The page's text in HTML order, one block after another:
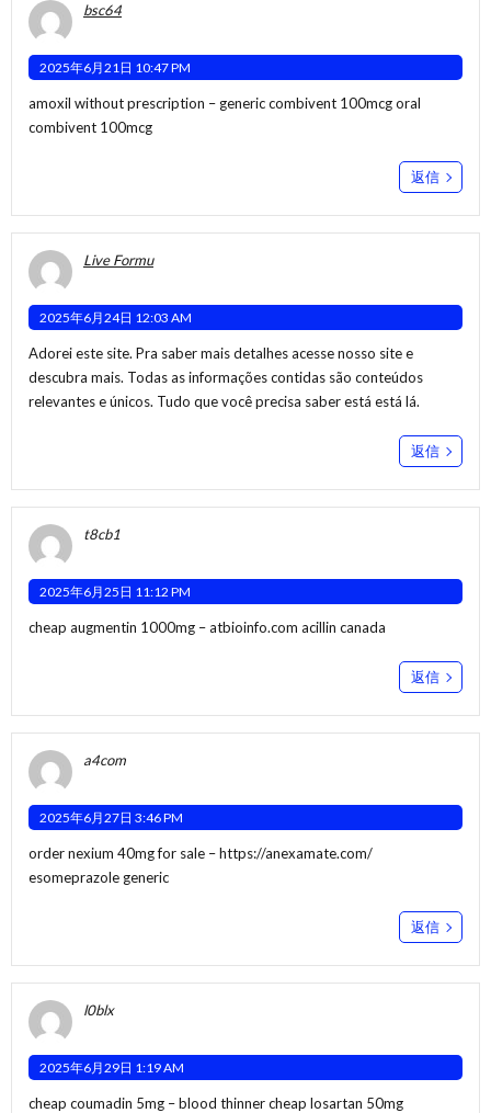
bsc64
2025年6月21日 10:47 PM
amoxil without prescription – generic combivent 100mcgoral
combivent 100mcg
返信
Live Formu
2025年6月24日 12:03 AM
Adorei este site. Pra saber mais detalhes acesse nosso site e
descubra mais. Todas as informações contidas são conteúdos
relevantes e únicos. Tudo que você precisa saber está está lá.
返信
t8cb1
2025年6月25日 11:12 PM
cheap augmentin 1000mg –atbioinfo.com acillin canada
返信
a4com
2025年6月27日 3:46 PM
order nexium 40mg for sale –https://anexamate.com/
esomeprazole generic
返信
l0blx
2025年6月29日 1:19 AM
cheap coumadin 5mg –blood thinnercheap losartan 50mg